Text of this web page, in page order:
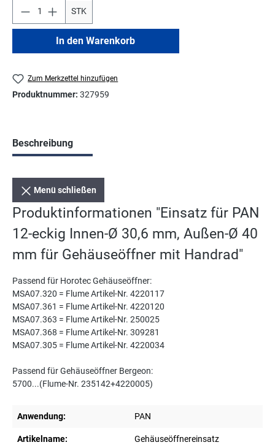
STK
In den Warenkorb
Zum Merkzettel hinzufügen
Produktnummer: 327959
Beschreibung
Menü schließen
Produktinformationen "Einsatz für PAN
12-eckig Innen-Ø 30,6 mm, Außen-Ø 40
mm für Gehäuseöffner mit Handrad"
Passend für Horotec Gehäuseöffner:
MSA07.320 = Flume Artikel-Nr. 4220117
MSA07.361 = Flume Artikel-Nr. 4220120
MSA07.363 = Flume Artikel-Nr. 250025
MSA07.368 = Flume Artikel-Nr. 309281
MSA07.305 = Flume Artikel-Nr. 4220034
Passend für Gehäuseöffner Bergeon:
5700...(Flume-Nr. 235142+4220005)
Anwendung: PAN
Artikelname: Gehäuseöffnereinsatz